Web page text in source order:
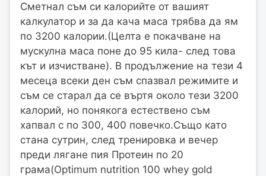
Сметнал съм си калорийте от вашият
калкулатор и за да кача маса трябва да ям
по 3200 калории.(Целта е покачване на
мускулна маса поне до 95 кила- след това
кът и изчистване). В продължение на тези 4
месеца всеки ден съм спазвал режимите и
съм се старал да се въртя около тези 3200
калорий, но понякога естествено съм
хапвал с по 300, 400 повечко.Също като
стана сутрин, след тренировка и вечер
преди лягане пия Протеин по 20
грама(Optimum nutrition 100 whey gold